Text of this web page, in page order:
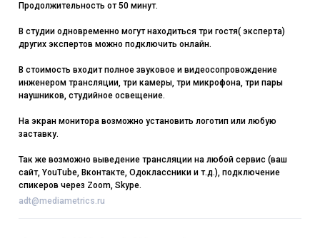
Продолжительность от 50 минут.
В студии одновременно могут находиться три гостя( эксперта)
других экспертов можно подключить онлайн.
В стоимость входит полное звуковое и видеосопровождение
инженером трансляции, три камеры, три микрофона, три пары
наушников, студийное освещение.
На экран монитора возможно установить логотип или любую
заставку.
Так же возможно выведение трансляции на любой сервис (ваш
сайт, YouTube, Вконтакте, Одоклассники и т.д.), подключение
спикеров через Zoom, Skype.
adt@mediametrics.ru